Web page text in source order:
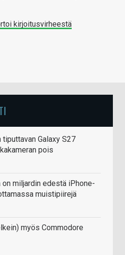
kirjoitusvirheestä
tiputtavan Galaxy S27
pois
on miljardin edestä iPhone-
muistipiirejä
myös Commodore